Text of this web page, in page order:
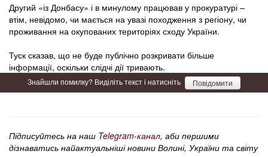
Другий «із Донбасу» і в минулому працював у прокуратурі –
втім, невідомо, чи мається на увазі походження з регіону, чи
проживання на окупованих територіях сходу України.
Туск сказав, що не буде публічно розкривати більше
інформації, оскільки слідчі дії тривають.
Знайшли помилку? Виділіть текст і натисніть Повідомити
Підписуйтесь на наш Telegram-канал, аби першими
дізнаватись найактуальніші новини Волині, України та світу